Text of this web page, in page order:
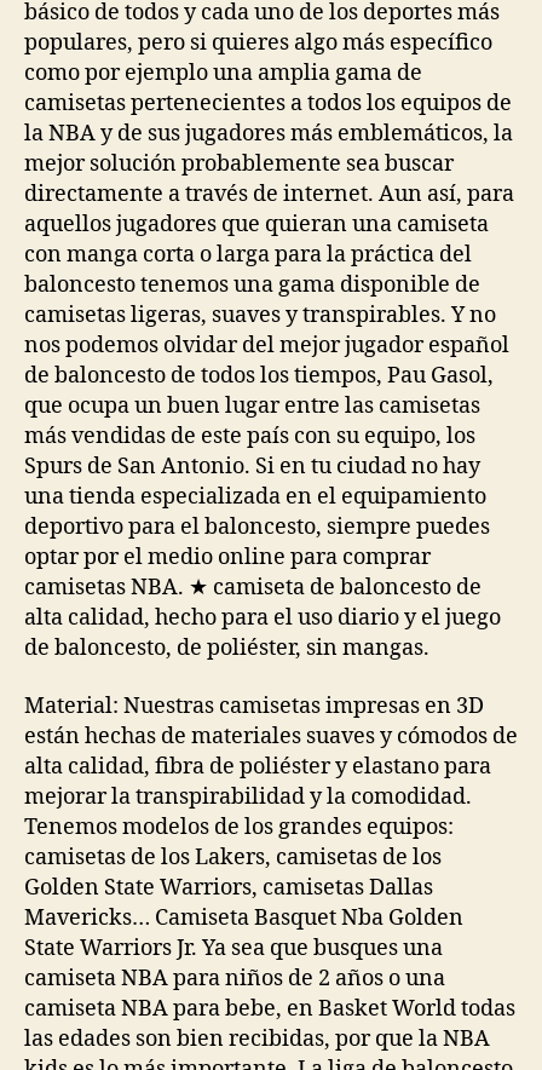
básico de todos y cada uno de los deportes más
populares, pero si quieres algo más específico
como por ejemplo una amplia gama de
camisetas pertenecientes a todos los equipos de
la NBA y de sus jugadores más emblemáticos, la
mejor solución probablemente sea buscar
directamente a través de internet. Aun así, para
aquellos jugadores que quieran una camiseta
con manga corta o larga para la práctica del
baloncesto tenemos una gama disponible de
camisetas ligeras, suaves y transpirables. Y no
nos podemos olvidar del mejor jugador español
de baloncesto de todos los tiempos, Pau Gasol,
que ocupa un buen lugar entre las camisetas
más vendidas de este país con su equipo, los
Spurs de San Antonio. Si en tu ciudad no hay
una tienda especializada en el equipamiento
deportivo para el baloncesto, siempre puedes
optar por el medio online para comprar
camisetas NBA. ★ camiseta de baloncesto de
alta calidad, hecho para el uso diario y el juego
de baloncesto, de poliéster, sin mangas.
Material: Nuestras camisetas impresas en 3D
están hechas de materiales suaves y cómodos de
alta calidad, fibra de poliéster y elastano para
mejorar la transpirabilidad y la comodidad.
Tenemos modelos de los grandes equipos:
camisetas de los Lakers, camisetas de los
Golden State Warriors, camisetas Dallas
Mavericks… Camiseta Basquet Nba Golden
State Warriors Jr. Ya sea que busques una
camiseta NBA para niños de 2 años o una
camiseta NBA para bebe, en Basket World todas
las edades son bien recibidas, por que la NBA